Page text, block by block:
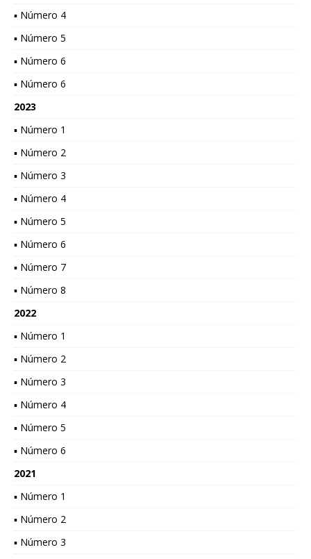
▪ Número 4
▪ Número 5
▪ Número 6
▪ Número 6
2023
▪ Número 1
▪ Número 2
▪ Número 3
▪ Número 4
▪ Número 5
▪ Número 6
▪ Número 7
▪ Número 8
2022
▪ Número 1
▪ Número 2
▪ Número 3
▪ Número 4
▪ Número 5
▪ Número 6
2021
▪ Número 1
▪ Número 2
▪ Número 3